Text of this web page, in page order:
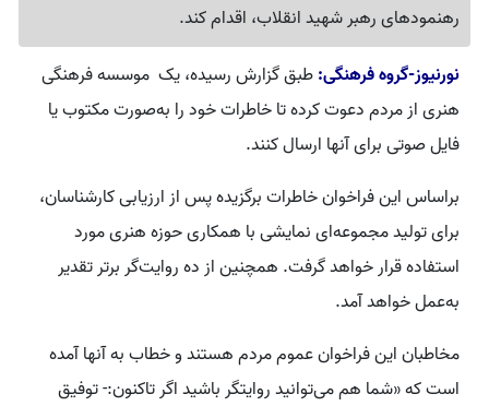
رهنمودهای رهبر شهید انقلاب، اقدام کند.
نورنیوز-گروه فرهنگی:طبق گزارش رسیده، یک موسسه فرهنگی
هنری از مردم دعوت کرده تا خاطرات خود را به‌صورت مکتوب یا
فایل صوتی برای آنها ارسال کنند.
براساس این فراخوان خاطرات برگزیده پس از ارزیابی کارشناسان،
برای تولید مجموعه‌ای نمایشی با همکاری حوزه هنری مورد
استفاده قرار خواهد گرفت. همچنین از ده روایت‌گر برتر تقدیر
به‌عمل خواهد آمد.
مخاطبان این فراخوان عموم مردم هستند و خطاب به آنها آمده
است که «شما هم می‌توانید روایتگر باشید اگر تاکنون:- توفیق